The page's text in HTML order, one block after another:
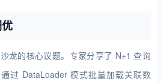
龙的核心议题。专家分享了 N+1 查询
过 DataLoader 模式批量加载关联数